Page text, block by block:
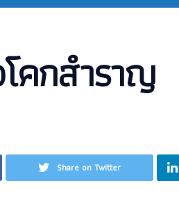
คกสำราญ
Share on Twitter